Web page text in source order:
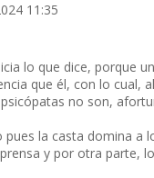
11:35
lo que dice, porque
que él, con lo cual,
no son,
pues la casta domina
y por otra parte,